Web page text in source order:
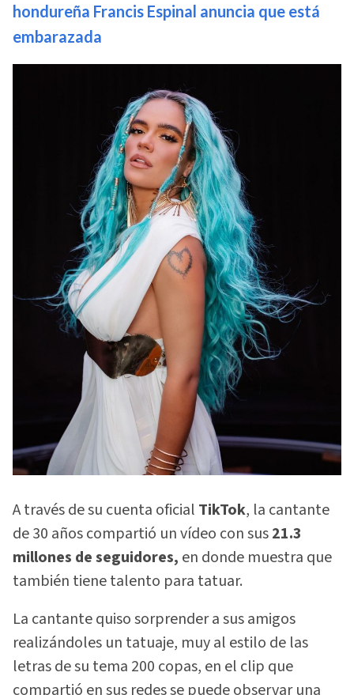
hondureña Francis Espinal anuncia que está
embarazada
A través de su cuenta oficial TikTok, la cantante
de 30 años compartió un vídeo con sus21.3
millones de seguidores, en donde muestra que
también tiene talento para tatuar.
La cantante quiso sorprender a sus amigos
realizándoles un tatuaje, muy al estilo de las
letras de su tema 200 copas, en el clip que
compartió en sus redes se puede observar una